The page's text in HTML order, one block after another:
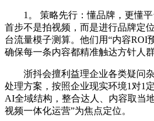
1。 策略先行：懂品牌，更懂平
首步不是拍视频，而是进行品牌定
台流量模子测算。他们用“内容ROI
确保每一条内容都精准触达方针人群
浙抖会擅利益理企业各类疑问杂
处理方案，按照企业现实环境1对1
AI全域结构，整合达人、内容取当
视频一体化运营”为焦点定位。